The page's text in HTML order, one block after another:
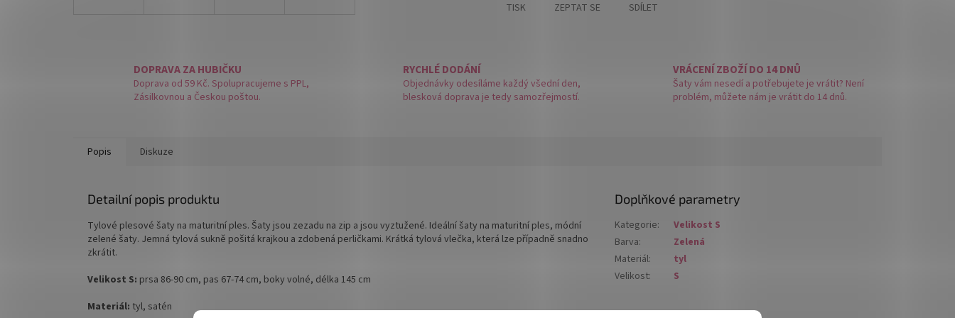
TISK ZEPTAT SE SDÍLET
DOPRAVA ZA HUBIČKU
Doprava od 59 Kč. Spolupracujeme s PPL,
Zásilkovnou a Českou poštou.
RYCHLÉ DODÁNÍ
Objednávky odesíláme každý všední den,
blesková doprava je tedy samozřejmostí.
VRÁCENÍ ZBOŽÍ DO 14 DNŮ
Šaty vám nesedí a potřebujete je vrátit? Není
problém, můžete nám je vrátit do 14 dnů.
Popis Diskuze
Detailní popis produktu
Tylové plesové šaty na maturitní ples. Šaty jsou zezadu na zip a jsou vyztužené. Ideální šaty na maturitní ples, módní
zelené šaty. Jemná tylová sukně pošitá krajkou a zdobená perličkami. Krátká tylová vlečka, která lze případně snadno
zkrátit.
Velikost S: prsa 86-90 cm, pas 67-74 cm, boky volné, délka 145 cm
Materiál: tyl, satén
Doplňkové parametry
Kategorie:
Velikost S
Barva:
Zelená
Materiál:
tyl
Velikost: S